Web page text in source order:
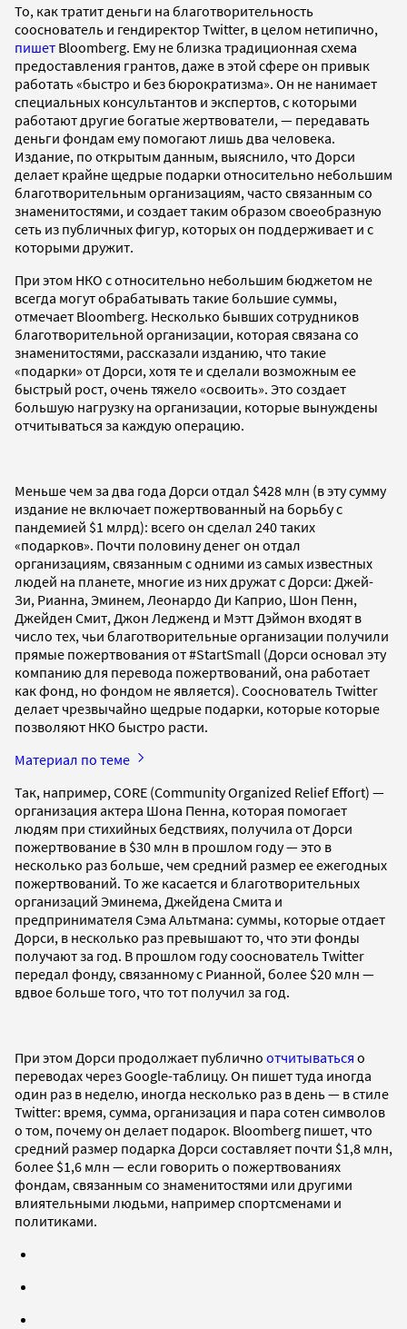
То, как тратит деньги на благотворительность
сооснователь и гендиректор Twitter, в целом нетипично,
пишет Bloomberg. Ему не близка традиционная схема
предоставления грантов, даже в этой сфере он привык
работать «быстро и без бюрократизма». Он не нанимает
специальных консультантов и экспертов, с которыми
работают другие богатые жертвователи, — передавать
деньги фондам ему помогают лишь два человека.
Издание, по открытым данным, выяснило, что Дорси
делает крайне щедрые подарки относительно небольшим
благотворительным организациям, часто связанным со
знаменитостями, и создает таким образом своеобразную
сеть из публичных фигур, которых он поддерживает и с
которыми дружит.
При этом НКО с относительно небольшим бюджетом не
всегда могут обрабатывать такие большие суммы,
отмечает Bloomberg. Несколько бывших сотрудников
благотворительной организации, которая связана со
знаменитостями, рассказали изданию, что такие
«подарки» от Дорси, хотя те и сделали возможным ее
быстрый рост, очень тяжело «освоить». Это создает
большую нагрузку на организации, которые вынуждены
отчитываться за каждую операцию.
Меньше чем за два года Дорси отдал $428 млн (в эту сумму
издание не включает пожертвованный на борьбу с
пандемией $1 млрд): всего он сделал 240 таких
«подарков». Почти половину денег он отдал
организациям, связанным с одними из самых известных
людей на планете, многие из них дружат с Дорси: Джей-
Зи, Рианна, Эминем, Леонардо Ди Каприо, Шон Пенн,
Джейден Смит, Джон Ледженд и Мэтт Дэймон входят в
число тех, чьи благотворительные организации получили
прямые пожертвования от #StartSmall (Дорси основал эту
компанию для перевода пожертвований, она работает
как фонд, но фондом не является). Сооснователь Twitter
делает чрезвычайно щедрые подарки, которые которые
позволяют НКО быстро расти.
Материал по теме
Так, например, CORE (Community Organized Relief Effort) —
организация актера Шона Пенна, которая помогает
людям при стихийных бедствиях, получила от Дорси
пожертвование в $30 млн в прошлом году — это в
несколько раз больше, чем средний размер ее ежегодных
пожертвований. То же касается и благотворительных
организаций Эминема, Джейдена Смита и
предпринимателя Сэма Альтмана: суммы, которые отдает
Дорси, в несколько раз превышают то, что эти фонды
получают за год. В прошлом году сооснователь Twitter
передал фонду, связанному с Рианной, более $20 млн —
вдвое больше того, что тот получил за год.
При этом Дорси продолжает публично отчитываться о
переводах через Google-таблицу. Он пишет туда иногда
один раз в неделю, иногда несколько раз в день — в стиле
Twitter: время, сумма, организация и пара сотен символов
о том, почему он делает подарок. Bloomberg пишет, что
средний размер подарка Дорси составляет почти $1,8 млн,
более $1,6 млн — если говорить о пожертвованиях
фондам, связанным со знаменитостями или другими
влиятельными людьми, например спортсменами и
политиками.